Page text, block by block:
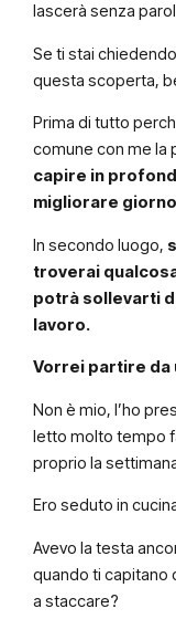
lascerà senza
Se ti stai
questa scoperta,
Prima di tutto
comune con me la
capire in
migliorare
In secondo luogo,
troverai
potrà sollevarti
lavoro.
Vorrei partire da
Non è mio, l’ho
letto molto tempo
proprio la
Ero seduto in
Avevo la testa
quando ti capitano
a staccare?